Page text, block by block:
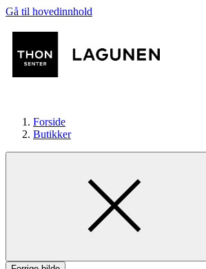
Gå til hovedinnhold
Mat og drikke
Forside
Butikker